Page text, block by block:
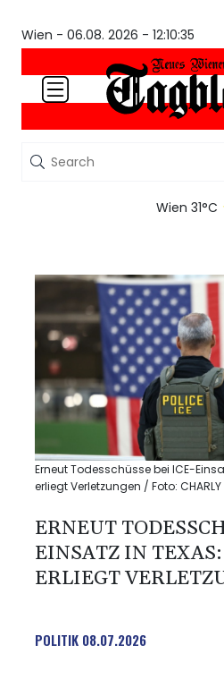
Wien - 06.08. 2026 - 12:10:35
Wien 31°C
Erneut Todesschüsse bei ICE-
erliegt Verletzungen / Foto: CHARLY
ERNEUT
EINSATZ IN
ERLIEGT
POLITIK 08.07.2026